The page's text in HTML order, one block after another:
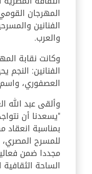
المهرجان
الفنانين
والعرب.
وكانت نقابة
الفنانين: النجم
العصفوري، واسم
وألقى عبد الله
"يسعدنا أن
بمناسبة انعقاد
للمسرح
مجددا ضمن
الساحة